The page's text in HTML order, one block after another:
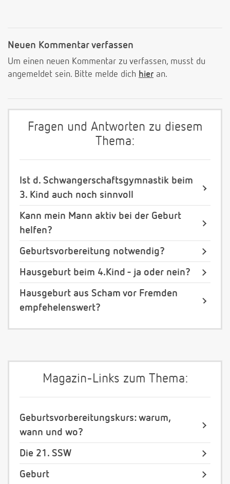
Neuen Kommentar verfassen
Um einen neuen Kommentar zu verfassen, musst du
angemeldet sein. Bitte melde dich hier an.
Fragen und Antworten zu diesem
Thema:
Ist d. Schwangerschaftsgymnastik beim
3. Kind auch noch sinnvoll
Kann mein Mann aktiv bei der Geburt
helfen?
Geburtsvorbereitung notwendig?
Hausgeburt beim 4.Kind - ja oder nein?
Hausgeburt aus Scham vor Fremden
empfehelenswert?
Magazin-Links zum Thema:
Geburtsvorbereitungskurs: warum,
wann und wo?
Die 21. SSW
Geburt